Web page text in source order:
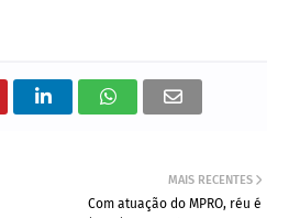
MAIS RECENTES
Com atuação do MPRO, réu é